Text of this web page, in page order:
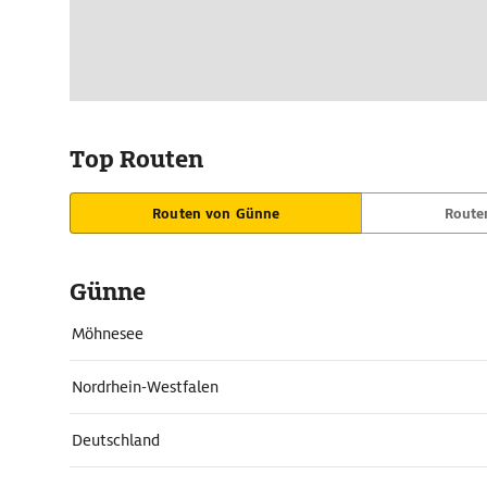
Top Routen
Routen von Günne
Günne
Möhnesee
Nordrhein-Westfalen
Deutschland